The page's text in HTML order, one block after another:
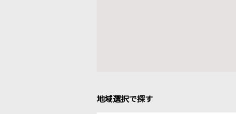
地域選択で探す